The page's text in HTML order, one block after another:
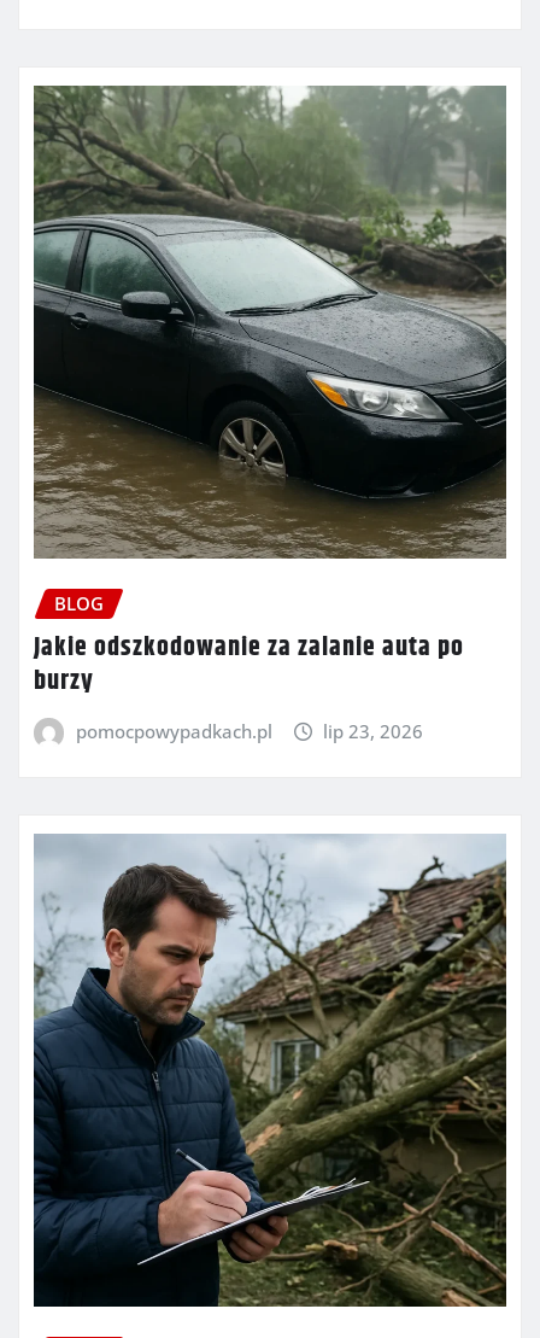
BLOG
Jakie odszkodowanie za zalanie auta po
burzy
pomocpowypadkach.pl lip 23, 2026